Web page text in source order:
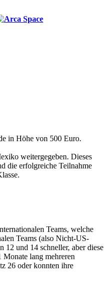
in Höhe von 500 Euro.
weitergegeben. Dieses
die erfolgreiche Teilnahme
Teams, welche
Teams (also Nicht-US-
12 und 14 schneller, aber diese
lang mehreren
26 oder konnten ihre